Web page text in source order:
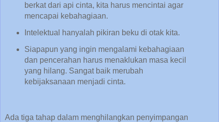
berkat dari api cinta, kita harus mencintai agar
mencapai kebahagiaan.
Intelektual hanyalah pikiran beku di otak kita.
Siapapun yang ingin mengalami kebahagiaan
dan pencerahan harus menaklukan masa kecil
yang hilang. Sangat baik merubah
kebijaksanaan menjadi cinta.
Ada tiga tahap dalam menghilangkan penyimpangan